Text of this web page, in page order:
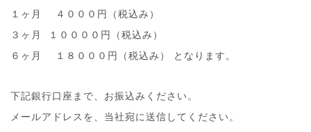
１ヶ月 ４０００円（税込み）
３ヶ月 １００００円（税込み）
６ヶ月 １８０００円（税込み） となります。
下記銀行口座まで、お振込みください。
メールアドレスを、当社宛に送信してください。